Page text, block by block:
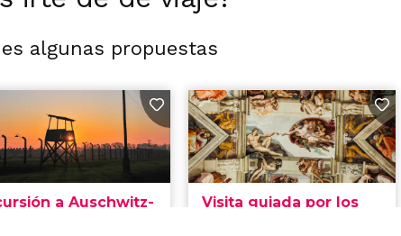
algunas propuestas